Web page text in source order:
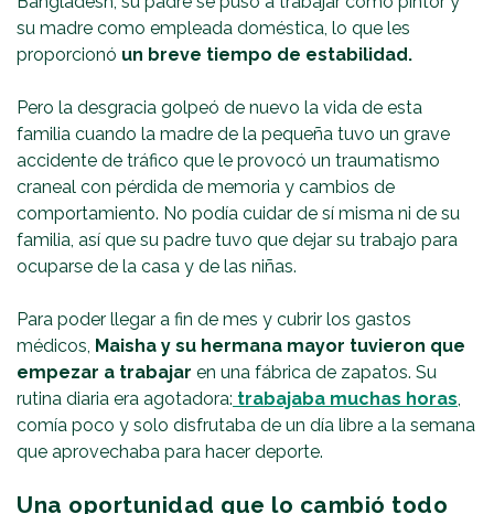
su madre como empleada doméstica, lo que les
proporcionó un breve tiempo de estabilidad.
Pero la desgracia golpeó de nuevo la vida de esta
familia cuando la madre de la pequeña tuvo un grave
accidente de tráfico que le provocó un traumatismo
craneal con pérdida de memoria y cambios de
comportamiento. No podía cuidar de sí misma ni de su
familia, así que su padre tuvo que dejar su trabajo para
ocuparse de la casa y de las niñas.
Para poder llegar a fin de mes y cubrir los gastos
médicos, Maisha y su hermana mayor tuvieron que
empezar a trabajar en una fábrica de zapatos. Su
rutina diaria era agotadora: trabajaba muchas horas
comía poco y solo disfrutaba de un día libre a la semana
que aprovechaba para hacer deporte.
Una oportunidad que lo cambió todo